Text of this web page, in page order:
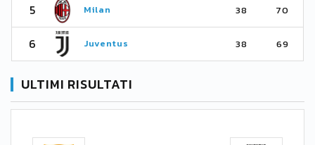
5 Milan 38 70
6 Juventus 38 69
ULTIMI RISULTATI